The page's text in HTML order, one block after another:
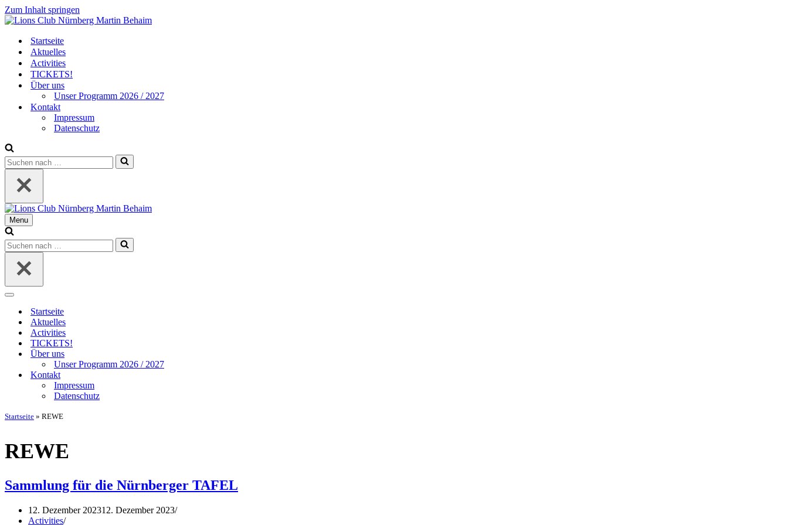
Zum Inhalt springen
Startseite
Aktuelles
Activities
TICKETS!
Über uns
Unser Programm 2026 / 2027
Kontakt
Impressum
Datenschutz
Suchen
nach …
Menu
Navigationsmenü
Suchen
nach …
Navigationsmenü
Startseite
Aktuelles
Activities
TICKETS!
Über uns
Unser Programm 2026 / 2027
Kontakt
Impressum
Datenschutz
Startseite » REWE
REWE
Sammlung für die Nürnberger TAFEL
12. Dezember 202312. Dezember 2023
Activities